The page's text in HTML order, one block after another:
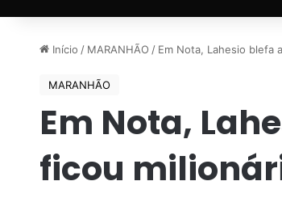
Início / MARANHÃO / Em Nota, Lahesio blefa
MARANHÃO
Em Nota,
ficou